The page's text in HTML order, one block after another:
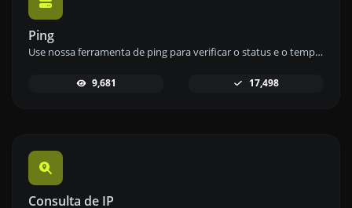
Ping
Use nossa ferramenta de ping para verificar o status e o tempo de resposta de qualquer site, servidor ou porta de forma rápida e eficiente.
9,681 17,498
Consulta de IP